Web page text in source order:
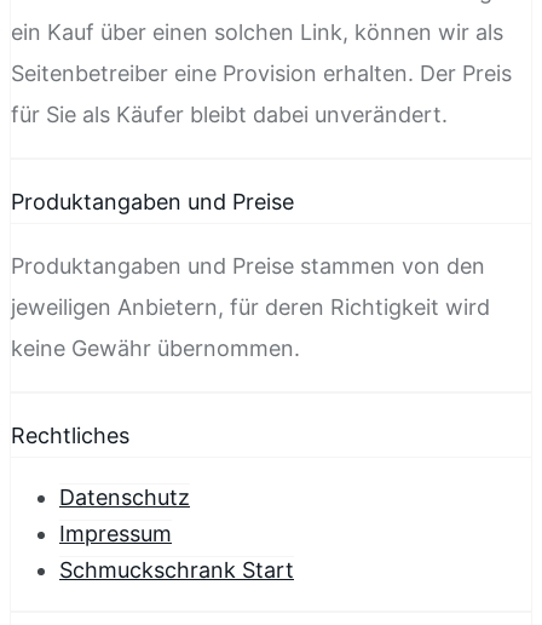
ein Kauf über einen solchen Link, können wir als
Seitenbetreiber eine Provision erhalten. Der Preis
für Sie als Käufer bleibt dabei unverändert.
Produktangaben und Preise
Produktangaben und Preise stammen von den
jeweiligen Anbietern, für deren Richtigkeit wird
keine Gewähr übernommen.
Rechtliches
Datenschutz
Impressum
Schmuckschrank Start